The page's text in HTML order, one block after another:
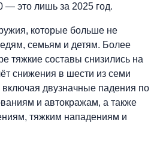
— это лишь за 2025 год.
которые больше не
семьям и детям. Более
тяжкие составы снизились на
снижения в шести из семи
включая двузначные падения по
и автокражам, а также
тяжким нападениям и